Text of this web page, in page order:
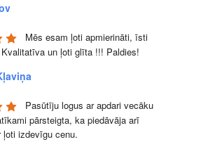
Mēs esam ļoti apmierināti, īsti
un ļoti glīta !!! Paldies!
Pasūtīju logus ar apdari vecāku
pārsteigta, ka piedāvāja arī
ļoti izdevīgu cenu.